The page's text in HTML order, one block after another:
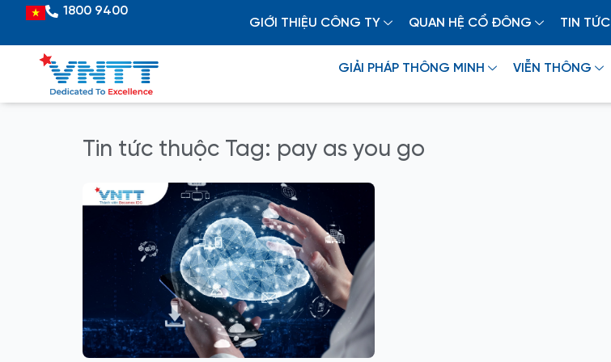
content
Vietnamese
1800 9400
GIỚI THIỆU CÔNG TY
QUAN HỆ CỔ ĐÔNG TIN TỨC
GIẢI PHÁP THÔNG MINH VIỄN THÔNG
Tin tức thuộc Tag: pay as you go